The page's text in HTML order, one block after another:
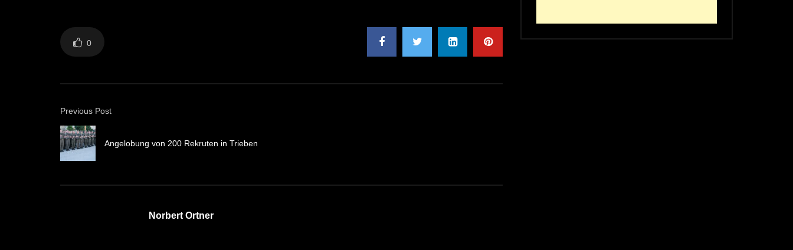
0
Previous Post
Angelobung von 200 Rekruten in Trieben
Norbert Ortner